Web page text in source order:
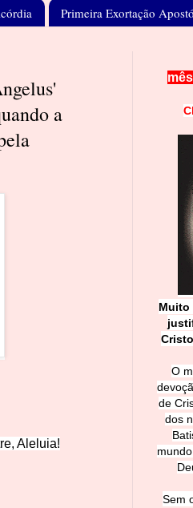
Primeira Exortação
a
Aleluia!
Muito
Cri
O
de
dos
Sem